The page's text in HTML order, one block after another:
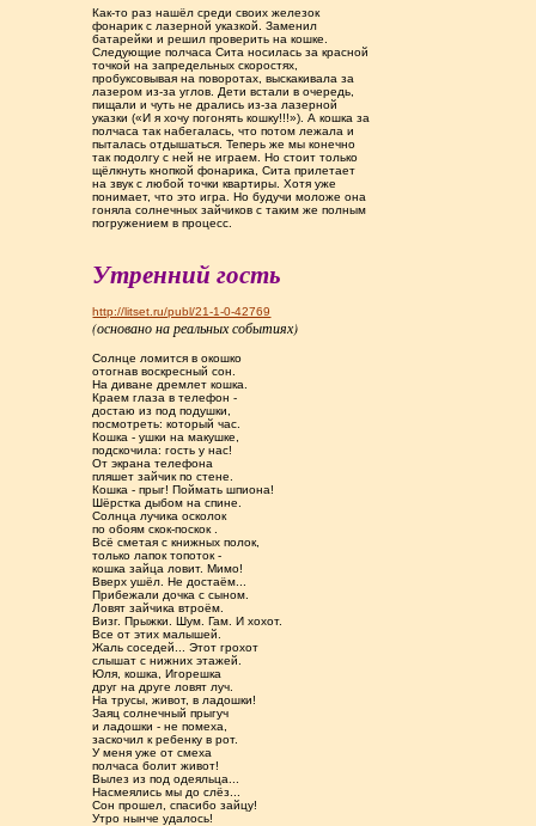
Как-то раз нашёл среди своих железок
фонарик с лазерной указкой. Заменил
батарейки и решил проверить на кошке.
Следующие полчаса Сита носилась за красной
точкой на запредельных скоростях,
пробуксовывая на поворотах, выскакивала за
лазером из-за углов. Дети встали в очередь,
пищали и чуть не дрались из-за лазерной
указки («И я хочу погонять кошку!!!»). А кошка за
полчаса так набегалась, что потом лежала и
пыталась отдышаться. Теперь же мы конечно
так подолгу с ней не играем. Но стоит только
щёлкнуть кнопкой фонарика, Сита прилетает
на звук с любой точки квартиры. Хотя уже
понимает, что это игра. Но будучи моложе она
гоняла солнечных зайчиков с таким же полным
погружением в процесс.
Утренний гость
http://litset.ru/publ/21-1-0-42769
(основано на реальных событиях)
Солнце ломится в окошко
отогнав воскресный сон.
На диване дремлет кошка.
Краем глаза в телефон -
достаю из под подушки,
посмотреть: который час.
Кошка - ушки на макушке,
подскочила: гость у нас!
От экрана телефона
пляшет зайчик по стене.
Кошка - прыг! Поймать шпиона!
Шёрстка дыбом на спине.
Солнца лучика осколок
по обоям скок-поскок .
Всё сметая с книжных полок,
только лапок топоток -
кошка зайца ловит. Мимо!
Вверх ушёл. Не достаём...
Прибежали дочка с сыном.
Ловят зайчика втроём.
Визг. Прыжки. Шум. Гам. И хохот.
Все от этих малышей.
Жаль соседей... Этот грохот
слышат с нижних этажей.
Юля, кошка, Игорешка
друг на друге ловят луч.
На трусы, живот, в ладошки!
Заяц солнечный прыгуч
и ладошки - не помеха,
заскочил к ребенку в рот.
У меня уже от смеха
полчаса болит живот!
Вылез из под одеяльца...
Насмеялись мы до слёз...
Сон прошел, спасибо зайцу!
Утро нынче удалось!